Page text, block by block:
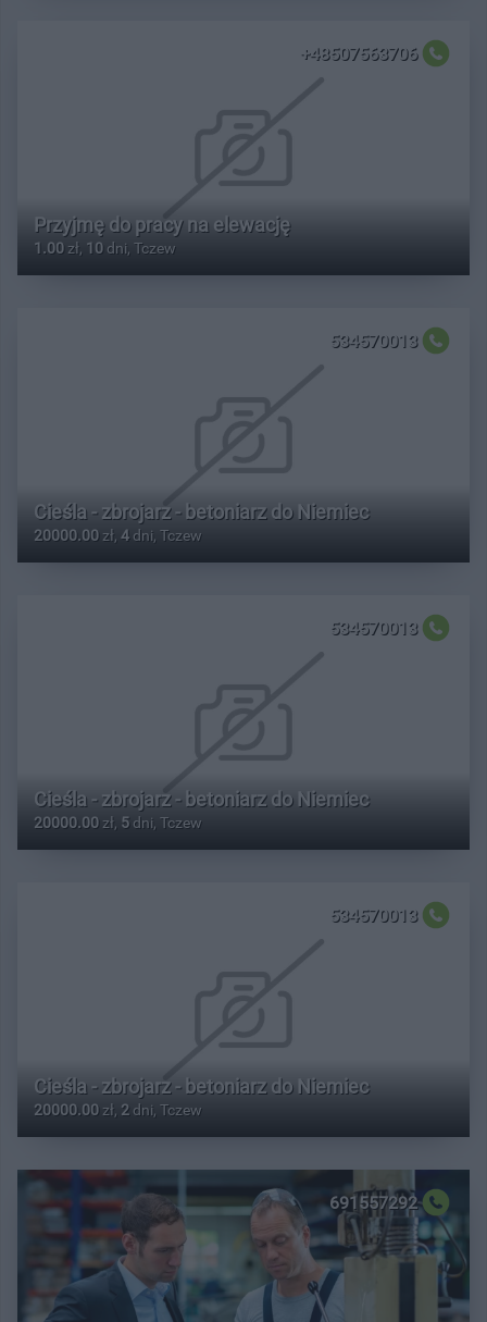
+48507563706
Przyjmę do pracy na elewację
1.00 zł, 10 dni, Tczew
534570013
Cieśla - zbrojarz - betoniarz do Niemiec
20000.00 zł, 4dni, Tczew
534570013
Cieśla - zbrojarz - betoniarz do Niemiec
20000.00 zł, 5 dni, Tczew
534570013
Cieśla - zbrojarz - betoniarz do Niemiec
20000.00 zł, 2 dni, Tczew
691557292